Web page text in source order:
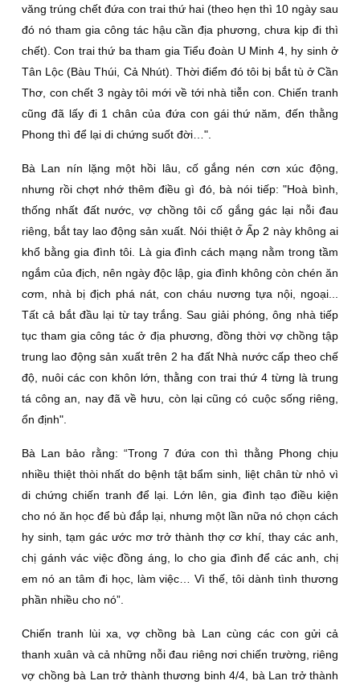
văng trúng chết đứa con trai thứ hai (theo hẹn thì 10 ngày sau
đó nó tham gia công tác hậu cần địa phương, chưa kịp đi thì
chết). Con trai thứ ba tham gia Tiểu đoàn U Minh 4, hy sinh ở
Tân Lộc (Bàu Thúi, Cả Nhút). Thời điểm đó tôi bị bắt tù ở Cần
Thơ, con chết 3 ngày tôi mới về tới nhà tiễn con. Chiến tranh
cũng đã lấy đi 1 chân của đứa con gái thứ năm, đến thằng
Phong thì để lại di chứng suốt đời…".
Bà Lan nín lặng một hồi lâu, cố gắng nén cơn xúc động,
nhưng rồi chợt nhớ thêm điều gì đó, bà nói tiếp: "Hoà bình,
thống nhất đất nước, vợ chồng tôi cố gắng gác lại nỗi đau
riêng, bắt tay lao động sản xuất. Nói thiệt ở Ấp 2 này không ai
khổ bằng gia đình tôi. Là gia đình cách mạng nằm trong tầm
ngắm của địch, nên ngày độc lập, gia đình không còn chén ăn
cơm, nhà bị địch phá nát, con cháu nương tựa nội, ngoại...
Tất cả bắt đầu lại từ tay trắng. Sau giải phóng, ông nhà tiếp
tục tham gia công tác ở địa phương, đồng thời vợ chồng tập
trung lao động sản xuất trên 2 ha đất Nhà nước cấp theo chế
độ, nuôi các con khôn lớn, thằng con trai thứ 4 từng là trung
tá công an, nay đã về hưu, còn lại cũng có cuộc sống riêng,
ổn định".
Bà Lan bảo rằng: “Trong 7 đứa con thì thằng Phong chịu
nhiều thiệt thòi nhất do bệnh tật bẩm sinh, liệt chân từ nhỏ vì
di chứng chiến tranh để lại. Lớn lên, gia đình tạo điều kiện
cho nó ăn học để bù đắp lại, nhưng một lần nữa nó chọn cách
hy sinh, tạm gác ước mơ trở thành thợ cơ khí, thay các anh,
chị gánh vác việc đồng áng, lo cho gia đình để các anh, chị
em nó an tâm đi học, làm việc… Vì thế, tôi dành tình thương
phần nhiều cho nó”.
Chiến tranh lùi xa, vợ chồng bà Lan cùng các con gửi cả
thanh xuân và cả những nỗi đau riêng nơi chiến trường, riêng
vợ chồng bà Lan trở thành thương binh 4/4, bà Lan trở thành